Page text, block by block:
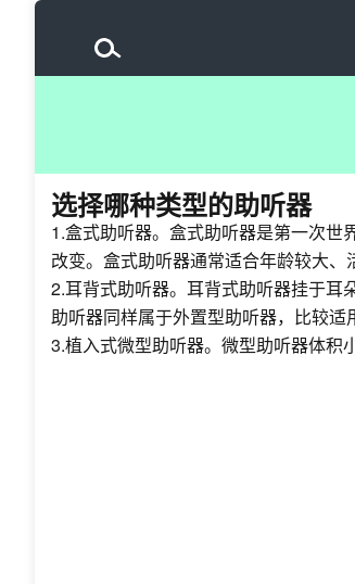
选择哪种类型的助听器
1.盒式助听器。盒式助听器是第一次
改变。盒式助听器通常适合年龄较大
2.耳背式助听器。耳背式助听器挂于耳
助听器同样属于外置型助听器，比较适
3.植入式微型助听器。微型助听器体积